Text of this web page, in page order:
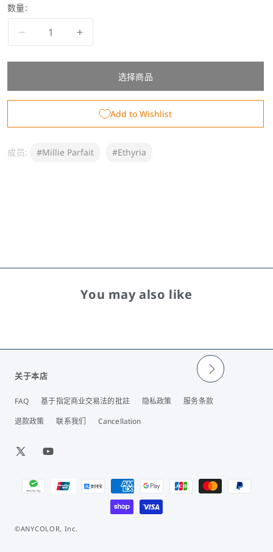
数量:
生
周
&amp;
生
周
&amp;
选择商品
Add to Wishlist
成员: #Millie Parfait #Ethyria
You may also like
关于本店
FAQ 基于指定商业交易法的批註 隐私政策
服务条款
退款政策
联系我们 Cancellation
X
YouTube
式
©ANYCOLOR, Inc.